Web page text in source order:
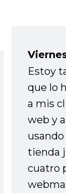
Estoy
que lo
a mis
web y
tienda
cuatro